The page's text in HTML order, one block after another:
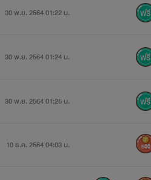
30 พ.ย. 2564 01:22 น.
30 พ.ย. 2564 01:24 น.
30 พ.ย. 2564 01:25 น.
10 ธ.ค. 2564 04:03 น. 500